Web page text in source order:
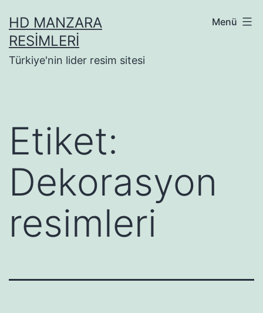
geçHD MANZARA
RESIMLERI
Türkiye'nin lider resim sitesi
Menü
Etiket:
Dekorasyon
resimleri